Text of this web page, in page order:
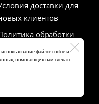
файлов cookie и
помогающих нам сделать
доставки для
клиентов
обработки
персональных данных